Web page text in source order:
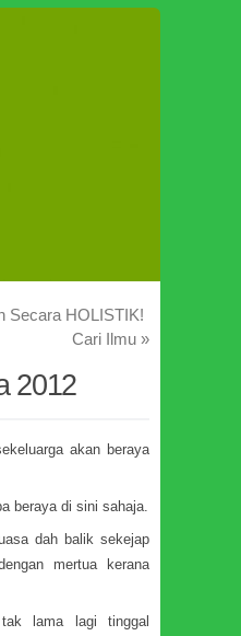
Secara HOLISTIK!
Cari Ilmu »
2012
akan beraya
beraya di sini sahaja.
dah balik sekejap
mertua kerana
lama lagi tinggal